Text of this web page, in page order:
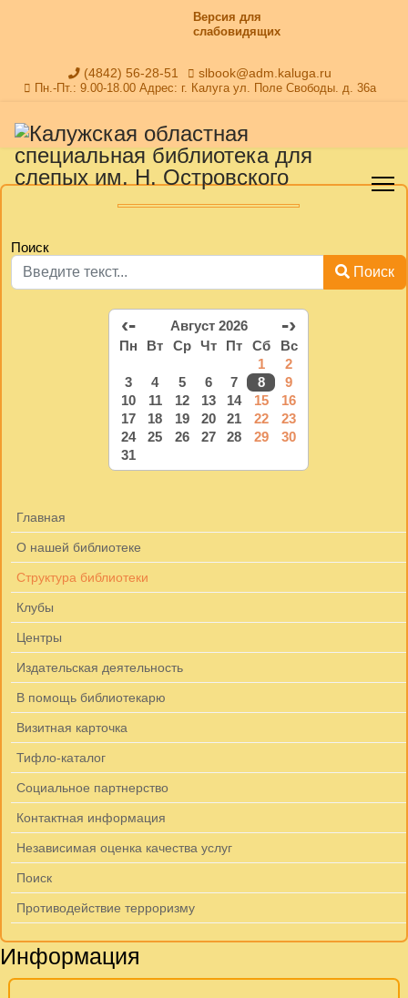
Версия для
слабовидящих
(4842) 56-28-51 slbook@adm.kaluga.ru
Пн.-Пт.: 9.00-18.00 Адрес: г. Калуга ул. Поле Свободы. д. 36а
Поиск
Поиск
‹- Август 2026 -›
Пн Вт Ср Чт Пт Сб
Вс
1
2
3
4 5 6 7 8
9
10
11 12 13 14 15
16
17
18 19 20 21 22
23
24
25 26 27 28 29
30
31
Главная
О нашей библиотеке
Структура библиотеки
Клубы
Центры
Издательская деятельность
В помощь библиотекарю
Визитная карточка
Тифло-каталог
Социальное партнерство
Контактная информация
Независимая оценка качества услуг
Поиск
Противодействие терроризму
Информация